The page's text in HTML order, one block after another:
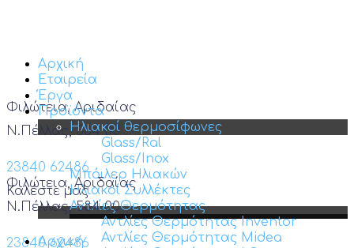
Φιλώτεια, Αριδαίας
Ν.Πέλλας, 584 00
23840 62486
Καλέστε μας
Αρχική
Εταιρεία
Έργα
Προϊόντα
Ηλιακοί θερμοσίφωνες
Glass/Ral
Glass/Inox
Μπόιλερ Ηλιακών
Ηλιακοί Συλλέκτες
Αντλίες Θερμότητας
Αντλίες Θερμότητας Inventor
Αντλίες Θερμότητας Midea
Φιλώτεια, Αριδαίας
Ν.Πέλλας, 584 00
23840 62486
Αρχική